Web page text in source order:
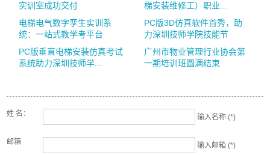
实训室成功交付
梯安装维修工）职业...
电梯电气数字孪生实训系
统：一站式教学考平台
PC版3D仿真软件首秀，助
力深圳技师学院技能节
PC版垂直电梯安装仿真考试
系统助力深圳技师学...
广州市物业管理行业协会第
一期培训班圆满结束
姓 名： 输入名称 (*)
邮箱 输入邮箱 (*)